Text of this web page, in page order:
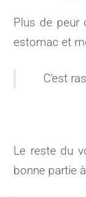
Plus de peur
estomac et
C’est
Le reste du
bonne partie à